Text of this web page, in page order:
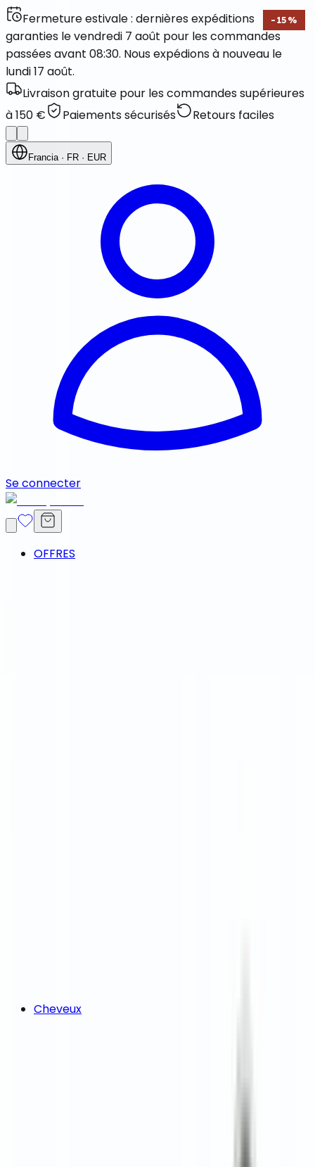
Fermeture estivale : dernières expéditions
garanties le vendredi 7 août pour les commandes
passées avant 08:30. Nous expédions à nouveau le
lundi 17 août.
Livraison gratuite pour les commandes supérieures
à 150 €
Paiements sécurisés Retours faciles
Francia· FR · EUR
Se connecter
OFFRES
Cheveux
- 15 %